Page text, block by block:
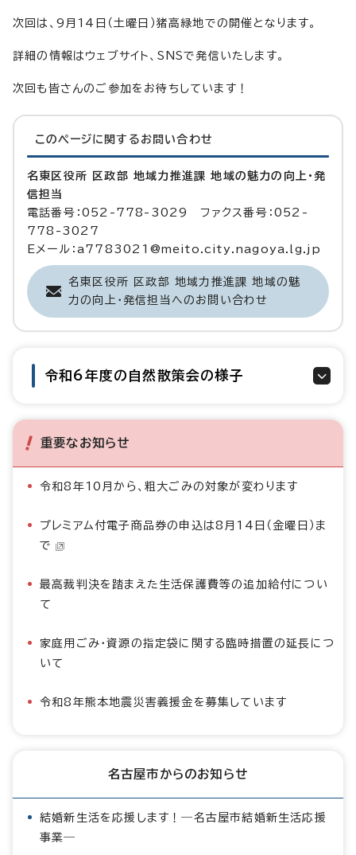
次回は、9月14日（土曜日）猪高緑地での開催となります。
詳細の情報はウェブサイト、SNSで発信いたします。
次回も皆さんのご参加をお待ちしています！
このページに関する お問い合わせ
名東区役所 区政部 地域力推進課 地域の魅力の向上・発
信担当
電話番号：052-778-3029 ファクス番号：052-
778-3027
Eメール：a7783021@meito.city.nagoya.lg.jp
名東区役所 区政部 地域力推進課 地域の魅
力の向上・発信担当へのお問い合わせ
令和6年度の自然散策会の様子
重要なお知らせ
令和8年10月から、粗大ごみの対象が変わります
プレミアム付電子商品券の申込は8月14日（金曜日）ま
で
最高裁判決を踏まえた生活保護費等の追加給付につい
て
家庭用ごみ・資源の指定袋に関する臨時措置の延長につ
いて
令和8年熊本地震災害義援金を募集しています
名古屋市からのお知らせ
結婚新生活を応援します！―名古屋市結婚新生活応援
事業―